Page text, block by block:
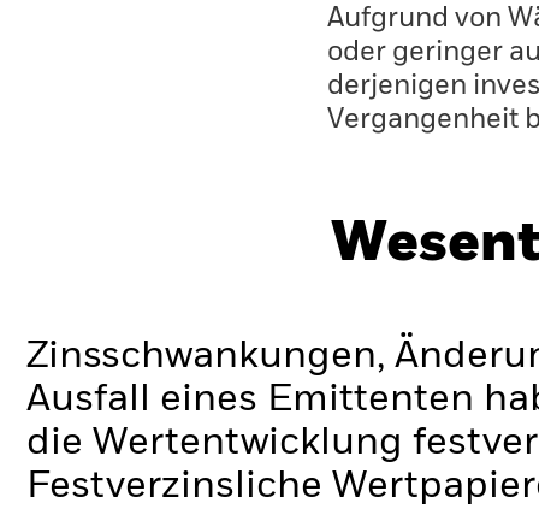
Aufgrund von
oder geringer
derjenigen
Vergangenheit
Zinsschwankungen,
Ausfall eines Emittenten
die Wertentwicklung
Festverzinsliche